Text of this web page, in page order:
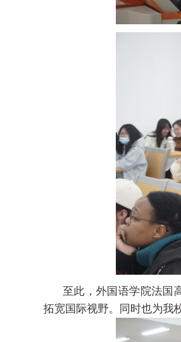
至此，外国语学院法国
拓宽国际视野。同时也为我